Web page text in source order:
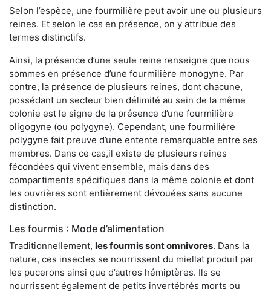
Selon l’espèce, une fourmilière peut avoir une ou plusieurs
reines. Et selon le cas en présence, on y attribue des
termes distinctifs.
Ainsi, la présence d’une seule reine renseigne que nous
sommes en présence d’une fourmilière monogyne. Par
contre, la présence de plusieurs reines, dont chacune,
possédant un secteur bien délimité au sein de la même
colonie est le signe de la présence d’une fourmilière
oligogyne (ou polygyne). Cependant, une fourmilière
polygyne fait preuve d’une entente remarquable entre ses
membres. Dans ce cas,il existe de plusieurs reines
fécondées qui vivent ensemble, mais dans des
compartiments spécifiques dans la même colonie et dont
les ouvrières sont entièrement dévouées sans aucune
distinction.
Les fourmis : Mode d’alimentation
Traditionnellement, les fourmis sont omnivores. Dans la
nature, ces insectes se nourrissent du miellat produit par
les pucerons ainsi que d’autres hémiptères. Ils se
nourrissent également de petits invertébrés morts ou